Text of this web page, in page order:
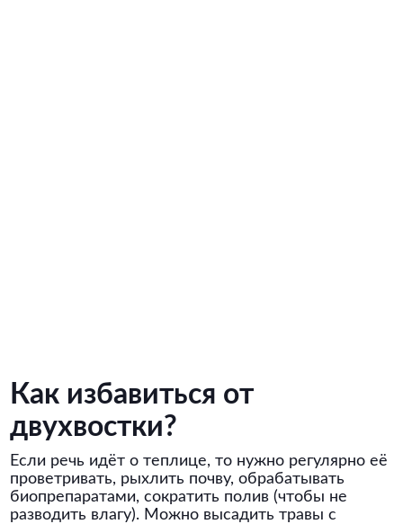
Как избавиться от
двухвостки?
Если речь идёт о теплице, то нужно регулярно её
проветривать, рыхлить почву, обрабатывать
биопрепаратами, сократить полив (чтобы не
разводить влагу). Можно высадить травы с